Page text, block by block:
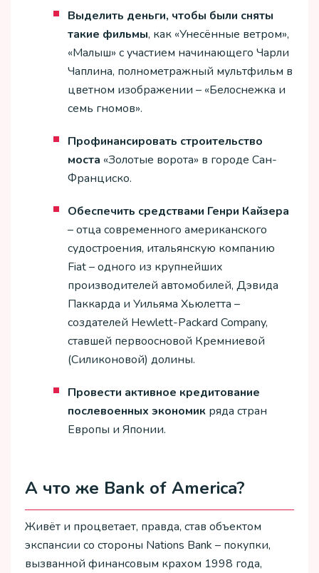
Выделить деньги, чтобы были сняты
такие фильмы, как «Унесённые ветром»,
«Малыш» с участием начинающего Чарли
Чаплина, полнометражный мультфильм в
цветном изображении – «Белоснежка и
семь гномов».
Профинансировать строительство
моста «Золотые ворота» в городе Сан-
Франциско.
Обеспечить средствами Генри Кайзера
– отца современного американского
судостроения, итальянскую компанию
Fiat – одного из крупнейших
производителей автомобилей, Дэвида
Паккарда и Уильяма Хьюлетта –
создателей Hewlett-Packard Company,
ставшей первоосновой Кремниевой
(Силиконовой) долины.
Провести активное кредитование
послевоенных экономик ряда стран
Европы и Японии.
А что же Bank of America?
Живёт и процветает, правда, став объектом
экспансии со стороны Nations Bank – покупки,
вызванной финансовым крахом 1998 года,